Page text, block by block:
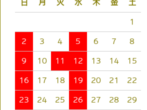
日
月 火 水 木 金 土
1
2 3 4 5 6 7 8
9 10 11 12 13 14 15
16 17 18 19 20 21 22
23 24 25 26 27 28 29